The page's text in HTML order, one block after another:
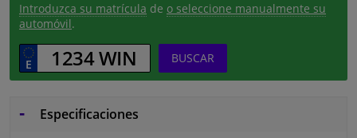
Introduzca su matrícula de o seleccione manualmente su
automóvil.
BUSCAR
Especificaciones